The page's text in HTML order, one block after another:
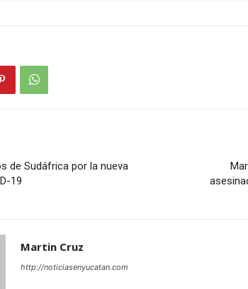
de Sudáfrica por la nueva
19
Martin Cruz
http://noticiasenyucatan.com